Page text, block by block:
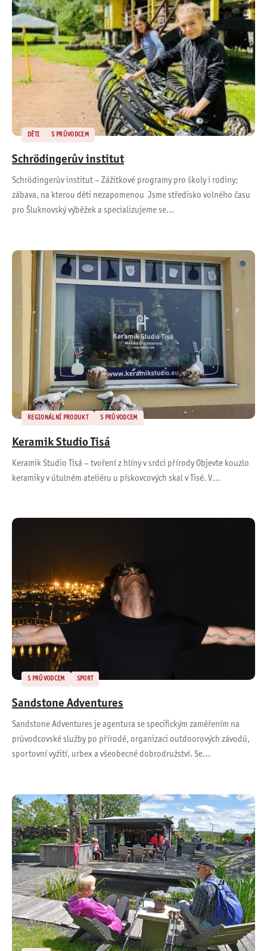
DĚTI S PRŮVODCEM
Schrödingerův institut
Schrödingerův institut – Zážitkové programy pro školy i rodiny;
zábava, na kterou děti nezapomenou Jsme středisko volného času
pro Šluknovský výběžek a specializujeme se…
REGIONÁLNÍ PRODUKT S PRŮVODCEM
Keramik Studio Tisá
Keramik Studio Tisá – tvoření z hlíny v srdci přírody Objevte kouzlo
keramiky v útulném ateliéru u pískovcových skal v Tisé. V…
S PRŮVODCEM SPORT
Sandstone Adventures
Sandstone Adventures je agentura se specifickým zaměřením na
průvodcovské služby po přírodě, organizaci outdoorových závodů,
sportovní vyžití, urbex a všeobecné dobrodružství. Se…